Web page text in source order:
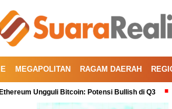
MEGAPOLITAN RAGAM DAERAH
Ungguli Bitcoin: Potensi Bullish di Q3